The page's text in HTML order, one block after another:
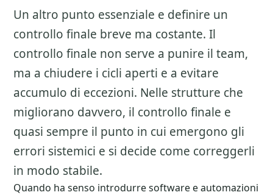
Un altro punto essenziale e definire un
controllo finale breve ma costante. Il
controllo finale non serve a punire il team,
ma a chiudere i cicli aperti e a evitare
accumulo di eccezioni. Nelle strutture che
migliorano davvero, il controllo finale e
quasi sempre il punto in cui emergono gli
errori sistemici e si decide come correggerli
in modo stabile.
Quando ha senso introdurre software e automazioni